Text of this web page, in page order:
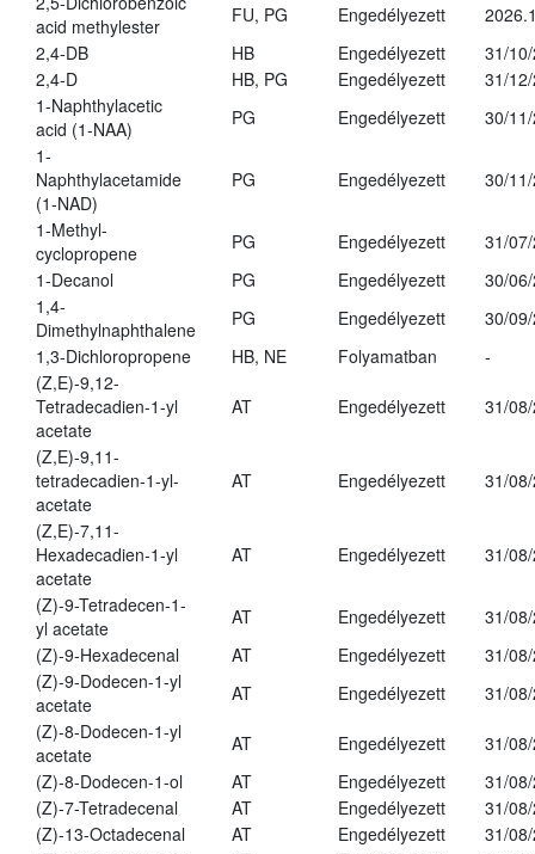
acid methylester
FU, PG Engedélyezett
2,4-DB
HB Engedélyezett
31/
2,4-D
HB, PG Engedélyezett
31/
1-Naphthylacetic
acid (1-NAA)
PG Engedélyezett
30/
1-
Naphthylacetamide
(1-NAD)
PG Engedélyezett 30/
1-Methyl-
cyclopropene
PG Engedélyezett
31/
1-Decanol
PG Engedélyezett
30/
1,4-
Dimethylnaphthalene
PG Engedélyezett
30/
1,3-Dichloropropene
HB, NE Folyamatban
-
(Z,E)-9,12-
Tetradecadien-1-yl
acetate
AT Engedélyezett 31/
(Z,E)-9,11-
tetradecadien-1-yl-
acetate
AT Engedélyezett 31/
(Z,E)-7,11-
Hexadecadien-1-yl
acetate
AT Engedélyezett 31/
(Z)-9-Tetradecen-1-
yl acetate
AT Engedélyezett
31/
(Z)-9-Hexadecenal
AT Engedélyezett
31/
(Z)-9-Dodecen-1-yl
acetate
AT Engedélyezett
31/
(Z)-8-Dodecen-1-yl
acetate
AT Engedélyezett
31/
(Z)-8-Dodecen-1-ol
AT Engedélyezett
31/
(Z)-7-Tetradecenal
AT Engedélyezett
31/
(Z)-13-Octadecenal
AT Engedélyezett
31/